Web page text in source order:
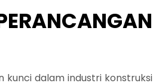
dalam industri konstruksi